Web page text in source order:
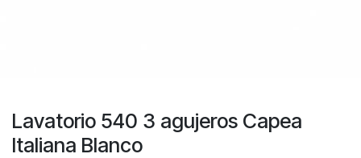
Lavatorio 540 3 agujeros Capea
Italiana Blanco